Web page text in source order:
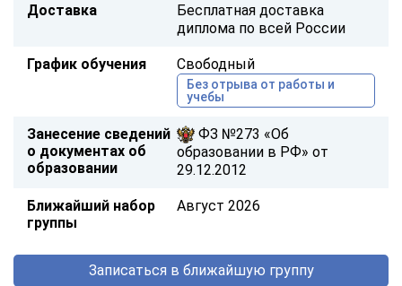
Доставка
Бесплатная доставка
диплома по всей России
График обучения Свободный
Без отрыва от работы и
учебы
Занесение сведений
о документах об
образовании
ФЗ №273 «Об
образовании в РФ» от
29.12.2012
Ближайший набор
группы
Август 2026
Записаться в ближайшую группу